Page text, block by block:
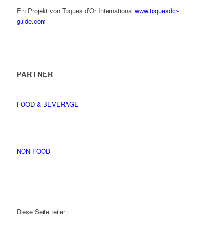
Ein Projekt von Toques d’Or International www.toquesdor-
guide.com
PARTNER
FOOD & BEVERAGE
NON FOOD
Diese Seite teilen: